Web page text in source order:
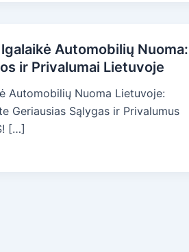
Automobilių Nuoma:
ir Privalumai Lietuvoje
Automobilių Nuoma Lietuvoje:
Geriausias Sąlygas ir Privalumus
[…]